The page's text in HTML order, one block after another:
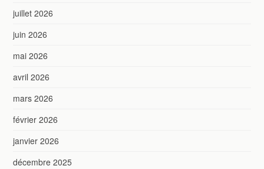
juillet 2026
juin 2026
mai 2026
avril 2026
mars 2026
février 2026
janvier 2026
décembre 2025